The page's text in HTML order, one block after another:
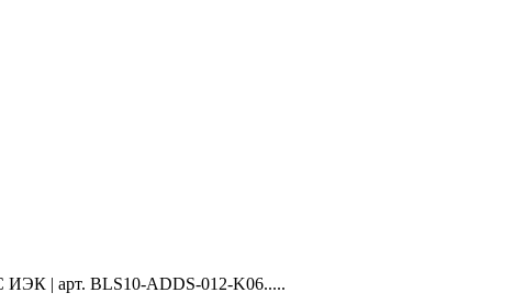
ИЭК | арт. BLS10-ADDS-012-K06.....